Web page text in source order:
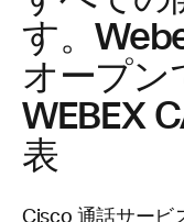
す。
オープン
WEBEX
表
Cisco 通話サービ